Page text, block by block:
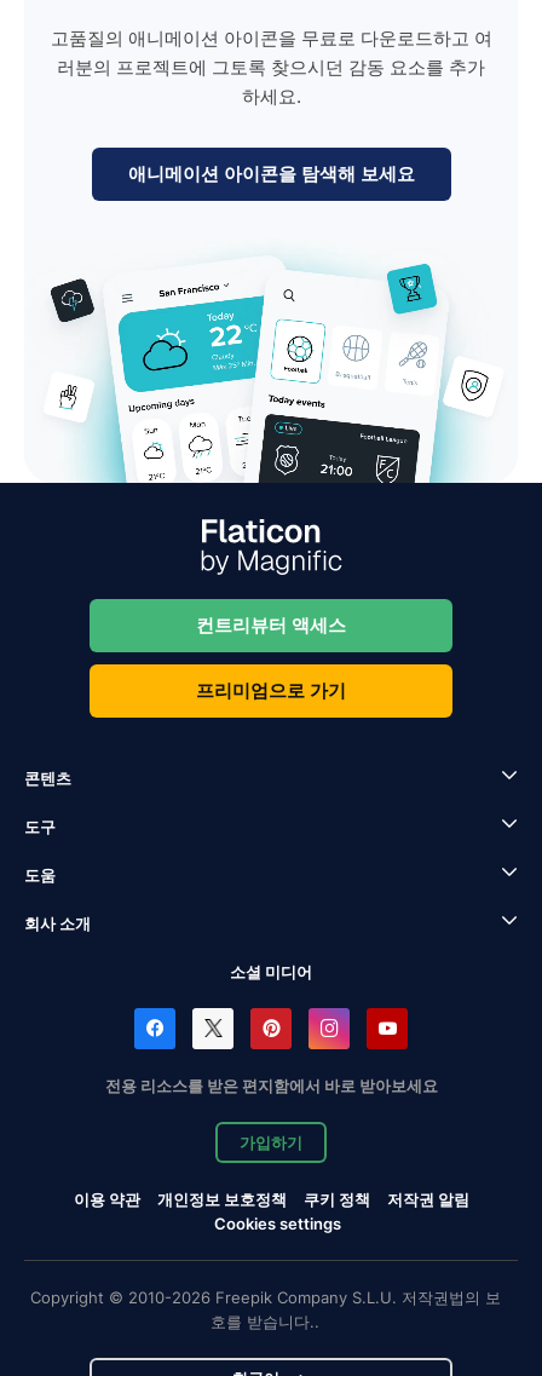
고품질의 애니메이션 아이콘을 무료로 다운로드하고 여
러분의 프로젝트에 그토록 찾으시던 감동 요소를 추가
하세요.
애니메이션 아이콘을 탐색해 보세요
컨트리뷰터 액세스
프리미엄으로 가기
콘텐츠
도구
도움
회사 소개
소셜 미디어
전용 리소스를 받은 편지함에서 바로 받아보세요
가입하기
이용 약관 개인정보 보호정책 쿠키 정책
저작권 알림
Cookies settings
Copyright © 2010-2026 Freepik Company S.L.U. 저작권법의 보
호를 받습니다..